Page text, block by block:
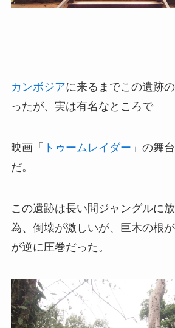
カンボジアに来るまでこの遺跡
ったが、実は有名なところで
映画「 トゥームレイダー 」の舞
だ。
この遺跡は長い間ジャングルに
為、倒壊が激しいが、巨木の根
が逆に圧巻だった。